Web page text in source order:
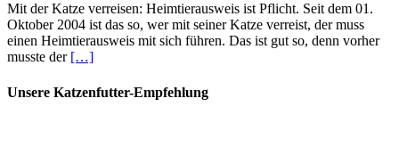
Mit der Katze verreisen: Heimtierausweis ist Pflicht. Seit dem 01.
Oktober 2004 ist das so, wer mit seiner Katze verreist, der muss
einen Heimtierausweis mit sich führen. Das ist gut so, denn vorher
musste der […]
Unsere Katzenfutter-Empfehlung